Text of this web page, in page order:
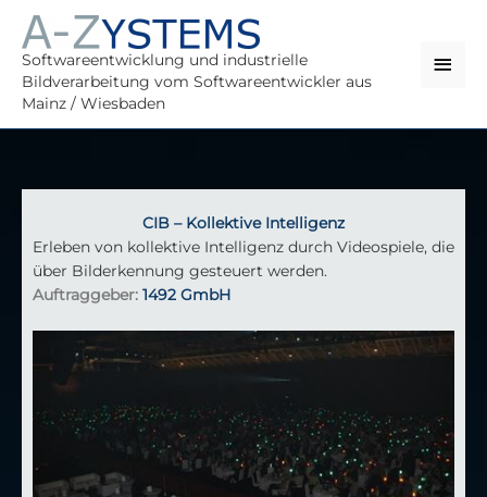
Inhalt
springen
Softwareentwicklung und industrielle
Bildverarbeitung vom Softwareentwickler aus
Mainz / Wiesbaden
CIB – Kollektive Intelligenz
Erleben von kollektive Intelligenz durch Videospiele, die
über Bilderkennung gesteuert werden.
Auftraggeber: 1492 GmbH